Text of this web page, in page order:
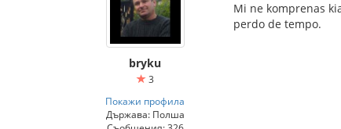
bryku
3
Покажи профила
Държава: Полша
Mi ne komprenas
perdo de tempo.